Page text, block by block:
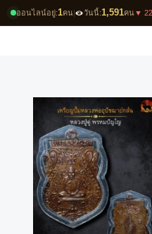
ออนไลน์อยู่:1คน| วันนี้:1,591คน▼ 22
Skip
to